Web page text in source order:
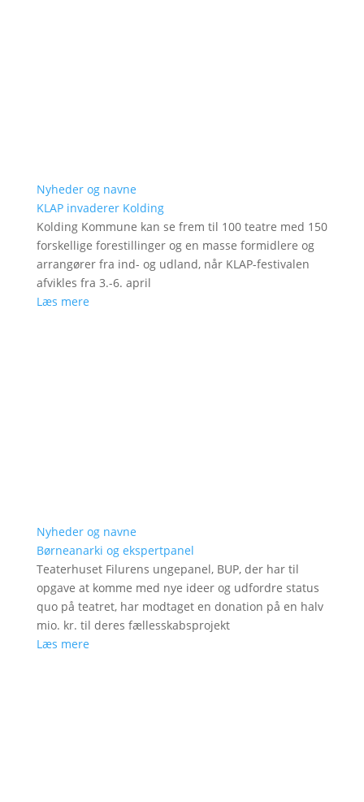
Nyheder og navne
KLAP invaderer Kolding
Kolding Kommune kan se frem til 100 teatre med 150
forskellige forestillinger og en masse formidlere og
arrangører fra ind- og udland, når KLAP-festivalen
afvikles fra 3.-6. april
Læs mere
Nyheder og navne
Børneanarki og ekspertpanel
Teaterhuset Filurens ungepanel, BUP, der har til
opgave at komme med nye ideer og udfordre status
quo på teatret, har modtaget en donation på en halv
mio. kr. til deres fællesskabsprojekt
Læs mere